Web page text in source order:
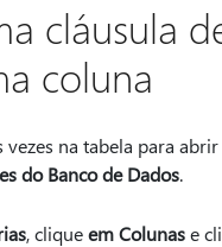
cláusula
coluna
vezes na tabela para
do Banco de Dados.
, cliqueem Colunase